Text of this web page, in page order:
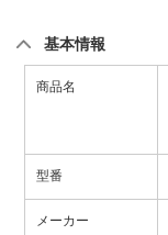
基本情報
商品名
型番
メーカー